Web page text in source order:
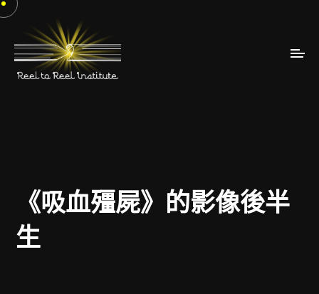
《吸血殭屍》的影像後半
生